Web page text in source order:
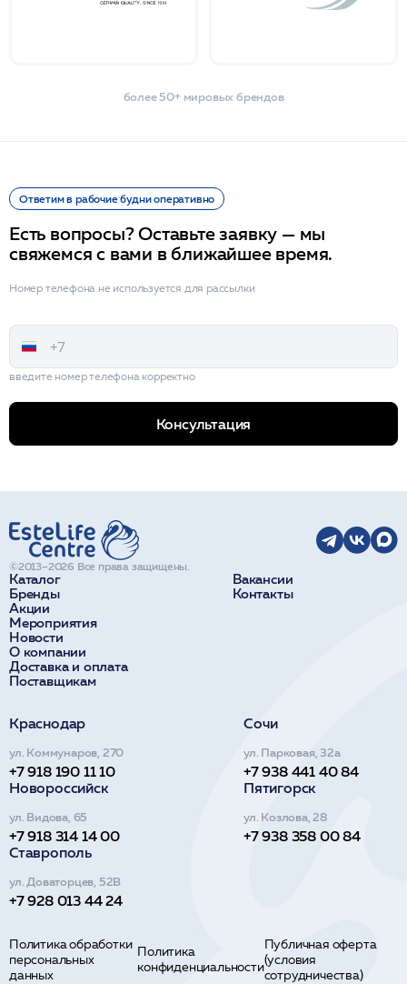
более 50+ мировых брендов
Ответим в рабочие будни оперативно
Есть вопросы? Оставьте заявку — мы
свяжемся с вами в ближайшее время.
Номер телефона не используется для рассылки
введите номер телефона корректно
Консультация
Каталог
Бренды
Акции
Мероприятия
Новости
О компании
Доставка и оплата
Поставщикам
Вакансии
Контакты
©2013–2026 Все права защищены.
Краснодар
ул. Коммунаров, 270
+7 918 190 11 10
Сочи
ул. Парковая, 32а
+7 938 441 40 84
Новороссийск
ул. Видова, 65
+7 918 314 14 00
Пятигорск
ул. Козлова, 28
+7 938 358 00 84
Ставрополь
ул. Доваторцев, 52В
+7 928 013 44 24
Политика обработки
персональных
данных
Политика
конфиденциальности
Публичная оферта
(условия
сотрудничества)